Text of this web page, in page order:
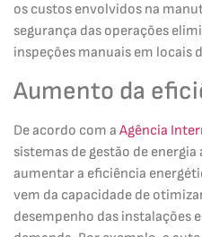
os custos envolvidos na
segurança das operações
inspeções manuais em locais
Aumento da
De acordo com a Agência
sistemas de gestão de
aumentar a eficiência
vem da capacidade de
desempenho das instalações